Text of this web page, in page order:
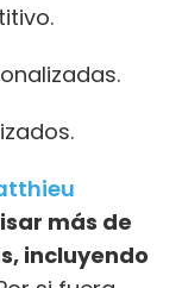
más de
incluyendo